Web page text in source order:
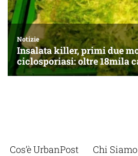
Cos’è UrbanPost Chi Siamo